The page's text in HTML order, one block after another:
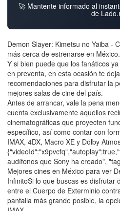
🚀 Mantente informado al
de
Demon Slayer: Kimetsu no Yaiba -
más cerca de estrenarse en México.
Y si bien puede que los fanáticos
en preventa, en esta ocasión te
recomendaciones para disfrutar la
mejores salas de cine del país.
Antes de arrancar, vale la pena
cuenta exclusivamente aquellos
cinematográficas que proyecten
específico, así como contar con
IMAX, 4DX, Macro XE y Dolby
audífonos que Sony ha creado",
Mejores cines en México para ver
InfinitoSi lo que buscas es disfrutar
entre el Cuerpo de Exterminio
pantalla más grande posible, la